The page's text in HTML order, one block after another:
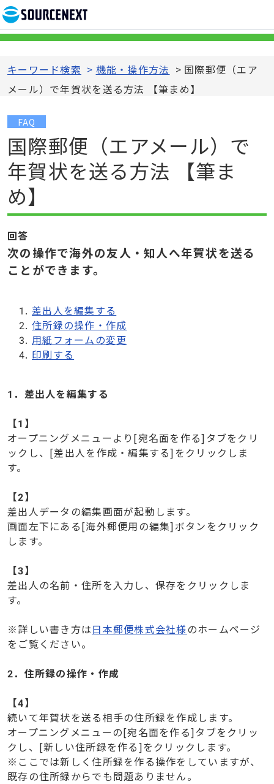
キーワード検索 > 機能・操作方法 > 国際郵便（エア
メール）で年賀状を送る方法 【筆まめ】
FAQ
国際郵便（エアメール）で
年賀状を送る方法 【筆ま
め】
回答
次の操作で海外の友人・知人へ年賀状を送る
ことができます。
差出人を編集する
住所録の操作・作成
用紙フォームの変更
印刷する
1．差出人を編集する
【1】
オープニングメニューより[宛名面を作る]タブをクリ
ックし、[差出人を作成・編集する]をクリックしま
す。
【2】
差出人データの編集画面が起動します。
画面左下にある[海外郵便用の編集]ボタンをクリック
します。
【3】
差出人の名前・住所を入力し、保存をクリックしま
す。
※詳しい書き方は日本郵便株式会社様のホームページ
をご覧ください。
2．住所録の操作・作成
【4】
続いて年賀状を送る相手の住所録を作成します。
オープニングメニューの[宛名面を作る]タブをクリッ
クし、[新しい住所録を作る]をクリックします。
※ここでは新しく住所録を作る操作をしていますが、
既存の住所録からでも問題ありません。